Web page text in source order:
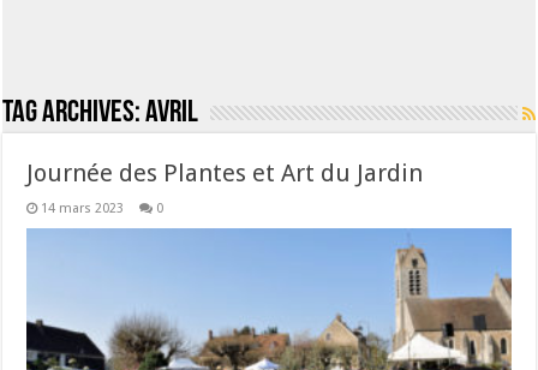
Tag Archives:avril
Journée des Plantes et Art du Jardin
14 mars 2023 0